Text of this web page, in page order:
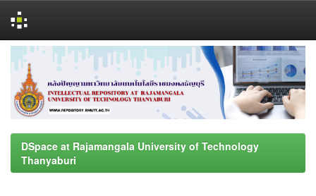
navigation
DSpace at Rajamangala University of Technology
Thanyaburi